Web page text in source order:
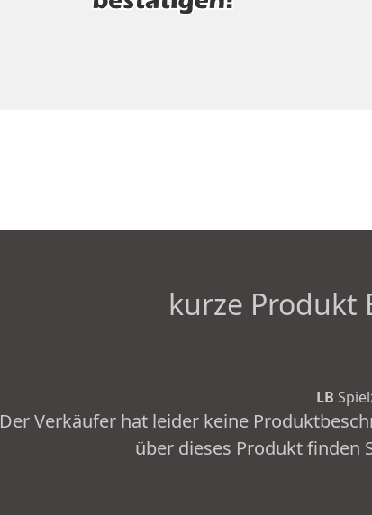
kurze Produkt
LB
Der Verkäufer hat leider keine
über dieses Produkt finden